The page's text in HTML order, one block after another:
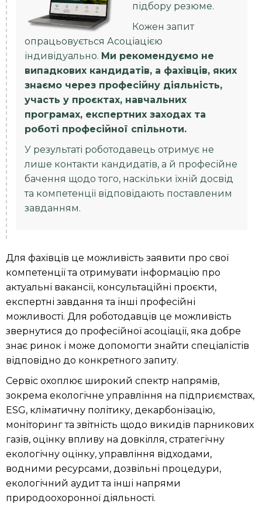
підбору резюме.
Кожен запит
опрацьовується Асоціацією
індивідуально. Ми рекомендуємо не
випадкових кандидатів, а фахівців, яких
знаємо через професійну діяльність,
участь у проєктах, навчальних
програмах, експертних заходах та
роботі професійної спільноти.
У результаті роботодавець отримує не
лише контакти кандидатів, а й професійне
бачення щодо того, наскільки їхній досвід
та компетенції відповідають поставленим
завданням.
Для фахівців це можливість заявити про свої
компетенції та отримувати інформацію про
актуальні вакансії, консультаційні проєкти,
експертні завдання та інші професійні
можливості. Для роботодавців це можливість
звернутися до професійної асоціації, яка добре
знає ринок і може допомогти знайти спеціалістів
відповідно до конкретного запиту.
Сервіс охоплює широкий спектр напрямів,
зокрема екологічне управління на підприємствах,
ESG, кліматичну політику, декарбонізацію,
моніторинг та звітність щодо викидів парникових
газів, оцінку впливу на довкілля, стратегічну
екологічну оцінку, управління відходами,
водними ресурсами, дозвільні процедури,
екологічний аудит та інші напрями
природоохоронної діяльності.